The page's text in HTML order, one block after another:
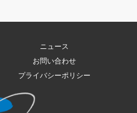
ニュース
お問い合わせ
プライバシーポリシー